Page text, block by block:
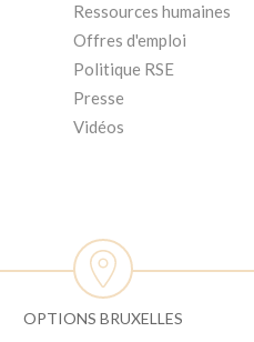
Ressources humaines
Offres d'emploi
Politique RSE
Presse
Vidéos
OPTIONS BRUXELLES